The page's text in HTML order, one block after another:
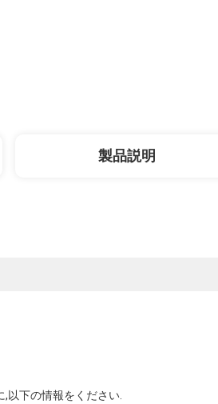
製品説明
以下の情報をください.